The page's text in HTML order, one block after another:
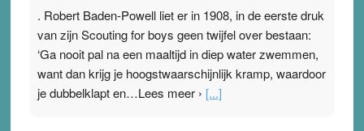
. Robert Baden-Powell liet er in 1908, in de eerste druk
van zijn Scouting for boys geen twijfel over bestaan:
‘Ga nooit pal na een maaltijd in diep water zwemmen,
want dan krijg je hoogstwaarschijnlijk kramp, waardoor
je dubbelklapt en…Lees meer › [...]